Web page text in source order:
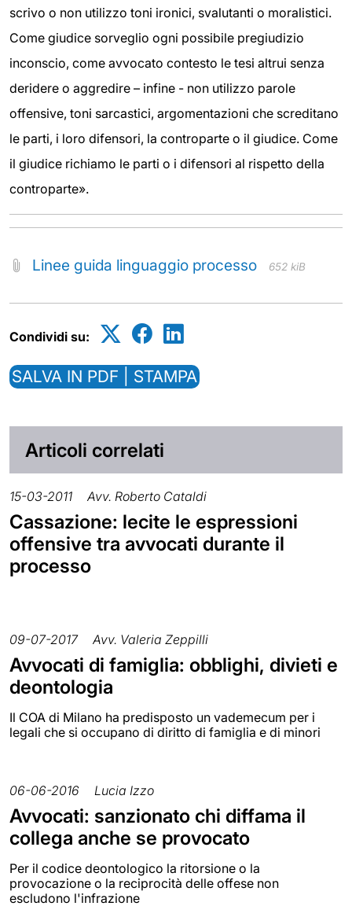
scrivo o non utilizzo toni ironici, svalutanti o moralistici.
Come giudice sorveglio ogni possibile pregiudizio
inconscio, come avvocato contesto le tesi altrui senza
deridere o aggredire – infine - non utilizzo parole
offensive, toni sarcastici, argomentazioni che screditano
le parti, i loro difensori, la controparte o il giudice. Come
il giudice richiamo le parti o i difensori al rispetto della
controparte».
Linee guida linguaggio processo 652 kiB
Condividi su:
SALVA IN PDF | STAMPA
Articoli correlati
15-03-2011 Avv. Roberto Cataldi
Cassazione: lecite le espressioni
offensive tra avvocati durante il
processo
09-07-2017 Avv. Valeria Zeppilli
Avvocati di famiglia: obblighi, divieti e
deontologia
Il COA di Milano ha predisposto un vademecum per i
legali che si occupano di diritto di famiglia e di minori
06-06-2016 Lucia Izzo
Avvocati: sanzionato chi diffama il
collega anche se provocato
Per il codice deontologico la ritorsione o la
provocazione o la reciprocità delle offese non
escludono l'infrazione